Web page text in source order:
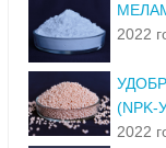
2022
2022